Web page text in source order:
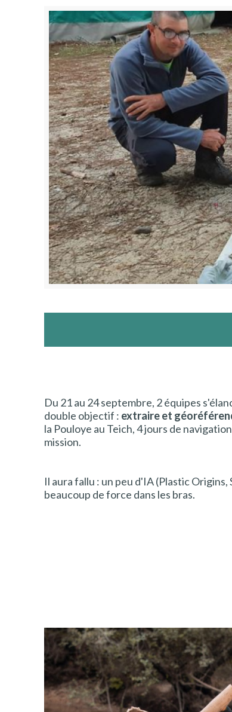
Du 21 au 24 septembre, 2 équipes
double objectif : extraire et
la Pouloye au Teich, 4 jours de
mission.
Il aura fallu : un peu d'IA (Plastic
beaucoup de force dans les bras.